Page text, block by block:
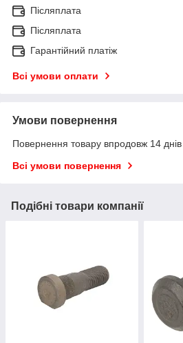
Післяплата
Післяплата
Гарантійний платіж
Всі умови оплати
Умови повернення
Повернення товару впродовж 14
Всі умови повернення
Подібні товари компанії